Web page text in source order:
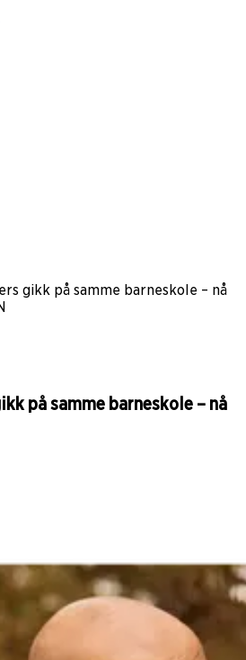
gikk på samme barneskole – nå
på samme barneskole – nå